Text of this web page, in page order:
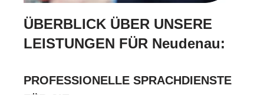
ÜBERBLICK ÜBER UNSERE
LEISTUNGEN FÜR Neudenau:
PROFESSIONELLE SPRACHDIENSTE